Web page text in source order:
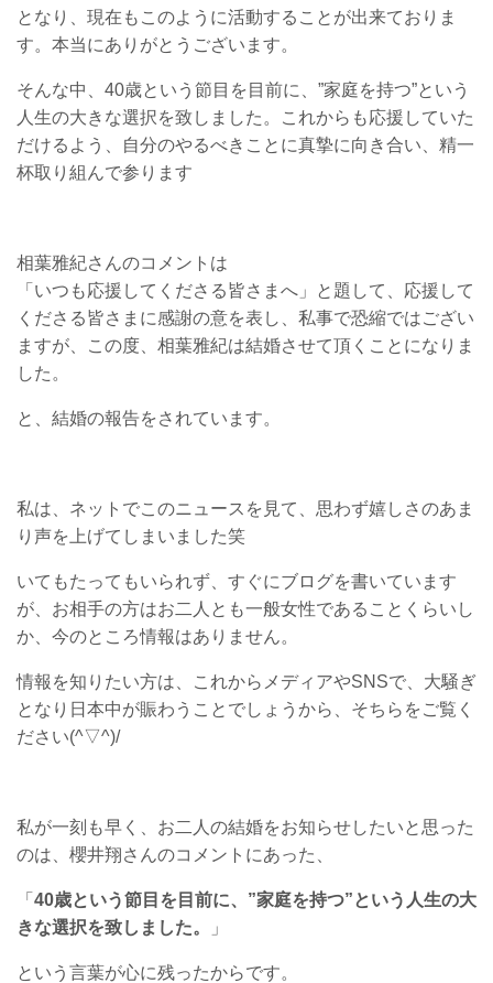
となり、現在もこのように活動することが出来ておりま
す。本当にありがとうございます。
そんな中、40歳という節目を目前に、”家庭を持つ”という
人生の大きな選択を致しました。これからも応援していた
だけるよう、自分のやるべきことに真摯に向き合い、精一
杯取り組んで参ります
相葉雅紀さんのコメントは
「いつも応援してくださる皆さまへ」と題して、応援して
くださる皆さまに感謝の意を表し、私事で恐縮ではござい
ますが、この度、相葉雅紀は結婚させて頂くことになりま
した。
と、結婚の報告をされています。
私は、ネットでこのニュースを見て、思わず嬉しさのあま
り声を上げてしまいました笑
いてもたってもいられず、すぐにブログを書いています
が、お相手の方はお二人とも一般女性であることくらいし
か、今のところ情報はありません。
情報を知りたい方は、これからメディアやSNSで、大騒ぎ
となり日本中が賑わうことでしょうから、そちらをご覧く
ださい(^▽^)/
私が一刻も早く、お二人の結婚をお知らせしたいと思った
のは、櫻井翔さんのコメントにあった、
「 40歳という節目を目前に、”家庭を持つ”という人生の大
きな選択を致しました。
」
という言葉が心に残ったからです。